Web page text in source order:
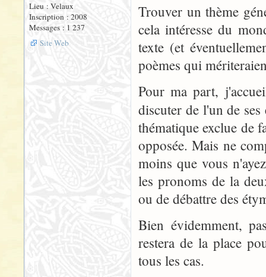
Lieu : Velaux
Inscription : 2008
Messages : 1 237
Site Web
Trouver un thème
cela intéresse du
texte (et
poèmes qui
Pour ma part,
discuter de l'un de
thématique exclue de
opposée. Mais ne
moins que vous
les pronoms de la
ou de débattre des
Bien évidemment,
restera de la place
tous les cas.